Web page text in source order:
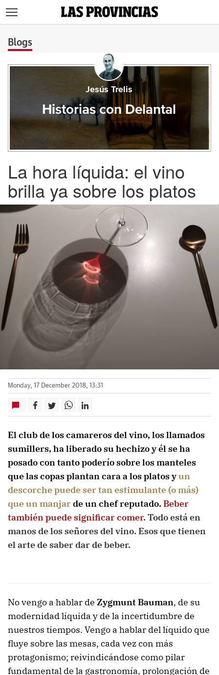
Blogs
Jesús Trelis
Historias con Delantal
La hora líquida: el vino
brilla ya sobre los platos
Monday, 17 December 2018, 13:31
El club de los camareros del vino, los llamados
sumillers, ha liberado su hechizo y él se ha
posado con tanto poderío sobre los manteles
que las copas plantan cara a los platos yun
descorche puede ser tan estimulante (o más)
que un manjarde un chef reputado. Beber
también puede significar comer. Todo está en
manos de los señores del vino. Esos que tienen
el arte de saber dar de beber.
No vengo a hablar de Zygmunt Bauman, de su
modernidad líquida y de la incertidumbre de
nuestros tiempos. Vengo a hablar del líquido que
fluye sobre las mesas, cada vez con más
protagonismo; reivindicándose como pilar
fundamental de la gastronomía, prolongación de